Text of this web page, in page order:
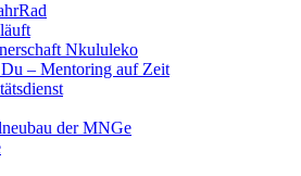
Nkululeko
– Mentoring auf Zeit
der MNGe